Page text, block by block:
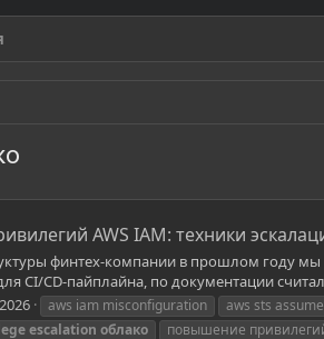
AWS IAM: техники
финтех-компании в прошлом году
CI/CD-пайплайна, по документации
aws iam misconfiguration aws sts
escalation облако повышение